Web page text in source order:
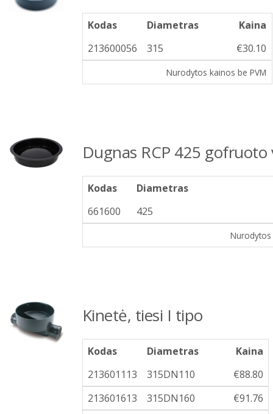
Kodas Diametras
Kaina
213600056
315 €30.10
Nurodytos kainos be PVM
Dugnas RCP 425 gofruoto
Kodas
Diametras
661600
425
Nurodytos
Kinetė, tiesi I tipo
Kodas Diametras
Kaina
213601113
315DN110
€88.80
213601613
315DN160
€91.76